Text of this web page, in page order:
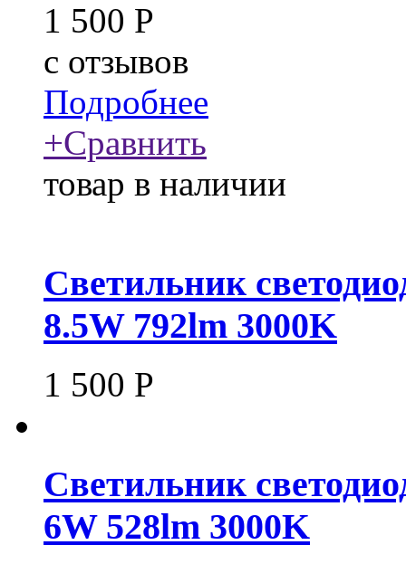
1 500 Р
c отзывов
Подробнее
+Сравнить
товар в наличии
Светильник
8.5W 792lm 3000K
1 500 Р
Светильник
6W 528lm 3000K